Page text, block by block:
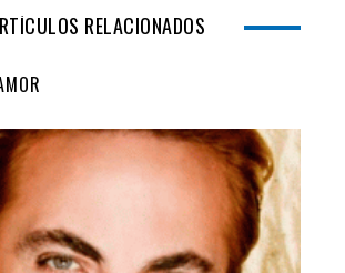
RELACIONADOS